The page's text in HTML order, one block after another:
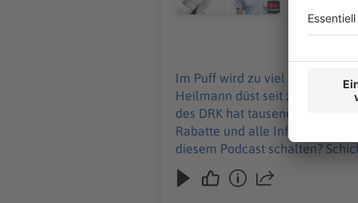
Im Puff wird zu viel Druck
Heilmann düst seit zehn
des DRK hat tausende Einsätze hinter
Rabatte und alle Infos zu den
diesem Podcast schalten?